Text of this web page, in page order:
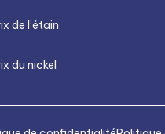
de l’étain
du nickel